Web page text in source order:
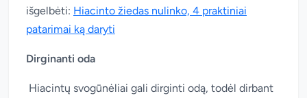
išgelbėti: Hiacinto žiedas nulinko, 4 praktiniai
patarimai ką daryti
Dirginanti oda
Hiacintų svogūnėliai gali dirginti odą, todėl dirbant